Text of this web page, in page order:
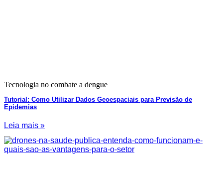
Tecnologia no combate a dengue
Tutorial: Como Utilizar Dados Geoespaciais para Previsão de
Epidemias
Leia mais »